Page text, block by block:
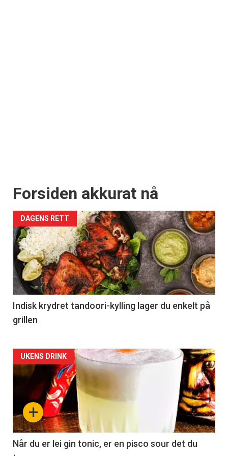
Forsiden akkurat nå
DAGENS RETT
Indisk krydret tandoori-kylling lager du enkelt på
grillen
Forsiden
akkurat
nå
-
2
+
UKENS DRINK
Når du er lei gin tonic, er en pisco sour det du